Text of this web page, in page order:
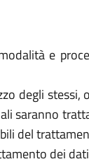
e
stessi,
saranno
del
dei